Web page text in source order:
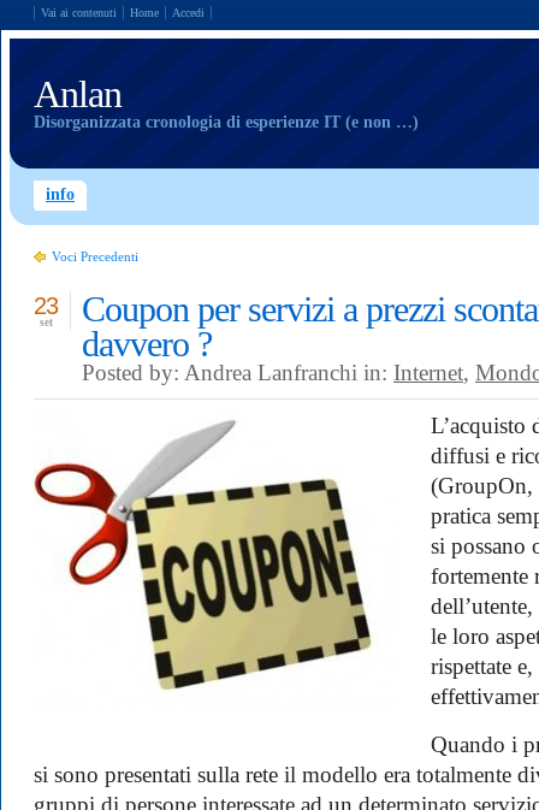
Anlan
Disorganizzata cronologia di esperienze IT (e non …)
Vai ai contenuti Home Accedi
info
Voci Precedenti
Coupon per servizi a prezzi
davvero ?
23
set
Posted by: Andrea Lanfranchi in: Internet,
L’acquisto
diffusi e
(GroupOn,
pratica
si possano
fortemente
le loro
rispettate
Quando i
si sono presentati sulla rete il modello era totalmente
gruppi di persone interessate ad un determinato